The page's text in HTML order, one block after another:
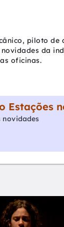
piloto de
da
oficinas.
Estações
novidades